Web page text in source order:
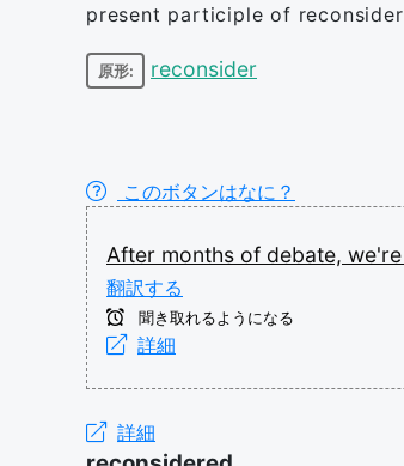
present participle of reconsider
原形: reconsider
このボタンはなに？
After months of debate, we're
翻訳する
聞き取れるようになる
詳細
詳細